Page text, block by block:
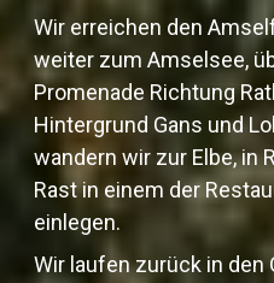
Wir erreichen den
weiter zum Amselsee,
Promenade Richtung
Hintergrund Gans und
wandern wir zur Elbe, in
Rast in einem der
einlegen.
Wir laufen zurück in den